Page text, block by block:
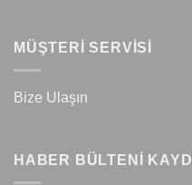
MÜŞTERİ SERVİSİ
Bize Ulaşın
HABER BÜLTENİ KAYDI